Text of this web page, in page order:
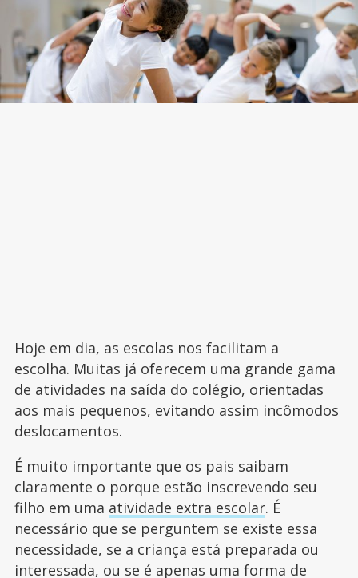
Hoje em dia, as escolas nos facilitam a
escolha. Muitas já oferecem uma grande gama
de atividades na saída do colégio, orientadas
aos mais pequenos, evitando assim incômodos
deslocamentos.
É muito importante que os pais saibam
claramente o porque estão inscrevendo seu
filho em uma atividade extra escolar. É
necessário que se perguntem se existe essa
necessidade, se a criança está preparada ou
interessada, ou se é apenas uma forma de